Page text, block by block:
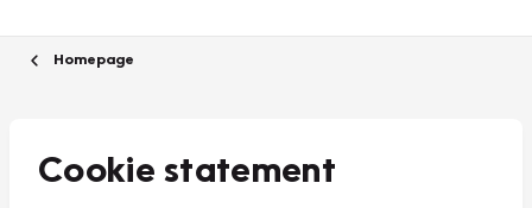
Homepage
Cookie statement